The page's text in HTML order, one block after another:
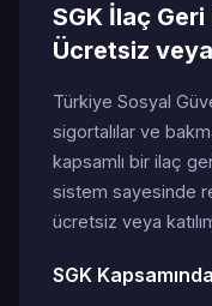
SGK İlaç
Ücretsiz veya
Türkiye Sosyal
sigortalılar ve
kapsamlı bir ilaç
sistem sayesinde
ücretsiz veya
SGK